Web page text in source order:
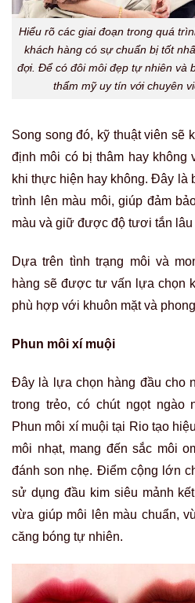
Hiểu rõ các giai đoạn trong quá
khách hàng có sự chuẩn bị tốt
đợi. Để có đôi môi đẹp tự nhiên và
thẩm mỹ uy tín với chuyên
Song song đó, kỹ thuật viên sẽ
định môi có bị thâm hay không
khi thực hiện hay không. Đây là
trình lên màu môi, giúp đảm
màu và giữ được độ tươi tắn lâu
Dựa trên tình trạng môi và
hàng sẽ được tư vấn lựa chọn
phù hợp với khuôn mặt và
Phun môi xí muội
Đây là lựa chọn hàng đầu cho
trong trẻo, có chút ngọt ngào
Phun môi xí muội tại Rio tạo
môi nhạt, mang đến sắc môi
đánh son nhẹ. Điểm cộng lớn
sử dụng đầu kim siêu mảnh
vừa giúp môi lên màu chuẩn,
căng bóng tự nhiên.